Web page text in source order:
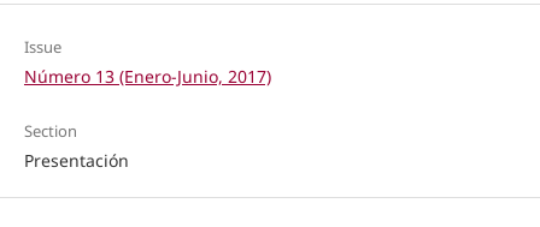
Issue
Número 13 (Enero-Junio, 2017)
Section
Presentación